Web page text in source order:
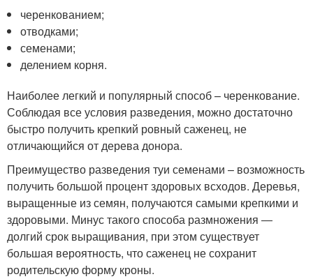
черенкованием;
отводками;
семенами;
делением корня.
Наиболее легкий и популярный способ – черенкование.
Соблюдая все условия разведения, можно достаточно
быстро получить крепкий ровный саженец, не
отличающийся от дерева донора.
Преимущество разведения туи семенами – возможность
получить большой процент здоровых всходов. Деревья,
выращенные из семян, получаются самыми крепкими и
здоровыми. Минус такого способа размножения ―
долгий срок выращивания, при этом существует
большая вероятность, что саженец не сохранит
родительскую форму кроны.